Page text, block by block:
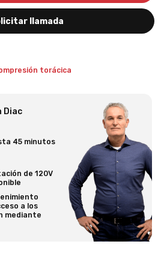
llamada
torácica
Diac
45 minutos
de 120V
a los
mediante